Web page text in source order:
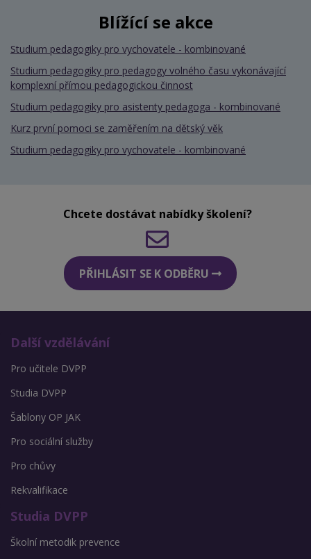
Blížící se akce
Studium pedagogiky pro vychovatele - kombinované
Studium pedagogiky pro pedagogy volného času vykonávající
komplexní přímou pedagogickou činnost
Studium pedagogiky pro asistenty pedagoga - kombinované
Kurz první pomoci se zaměřením na dětský věk
Studium pedagogiky pro vychovatele - kombinované
Chcete dostávat nabídky školení?
PŘIHLÁSIT SE K ODBĚRU
Další vzdělávání
Pro učitele DVPP
Studia DVPP
Šablony OP JAK
Pro sociální služby
Pro chůvy
Rekvalifikace
Studia DVPP
Školní metodik prevence